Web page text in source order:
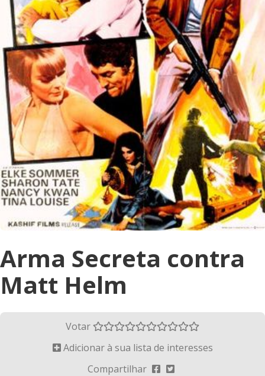
Arma Secreta contra
Matt Helm
Votar
Adicionar à sua lista de interesses
Compartilhar